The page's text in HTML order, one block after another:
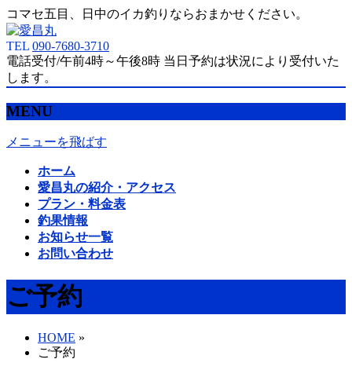
コマセ五目、日中のイカ釣りならおまかせください。
TEL 090-7680-3710
電話受付/午前4時～午後8時 当日予約は状況により受付いた
します。
MENU
メニューを飛ばす
ホーム
愛昌丸の紹介・アクセス
プラン・料金表
釣果情報
お知らせ一覧
お問い合わせ
ご予約
HOME »
ご予約